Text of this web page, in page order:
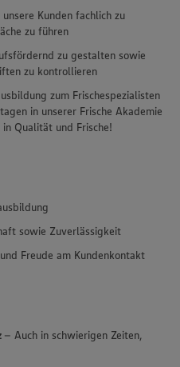
Kunden fachlich zu
zu führen
zu gestalten sowie
zu kontrollieren
zum Frischespezialisten
in unserer Frische Akademie
Qualität und Frische!
sowie Zuverlässigkeit
Freude am Kundenkontakt
– Auch in schwierigen Zeiten,